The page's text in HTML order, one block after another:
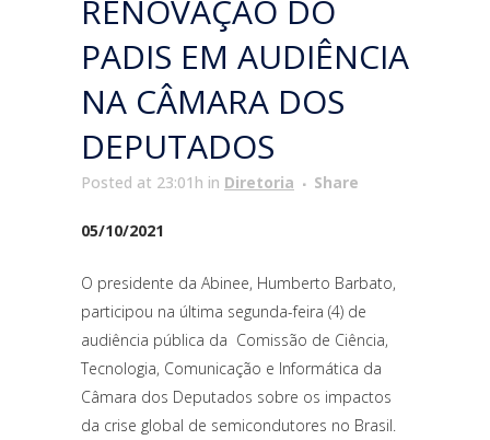
RENOVAÇÃO DO
PADIS EM AUDIÊNCIA
NA CÂMARA DOS
DEPUTADOS
Posted at 23:01h in Diretoria Share
05/10/2021
O presidente da Abinee, Humberto Barbato,
participou na última segunda-feira (4) de
audiência pública da Comissão de Ciência,
Tecnologia, Comunicação e Informática da
Câmara dos Deputados sobre os impactos
da crise global de semicondutores no Brasil.